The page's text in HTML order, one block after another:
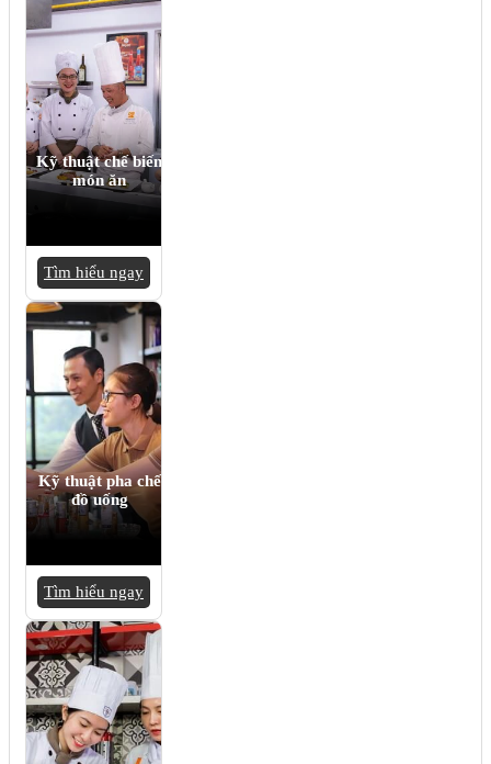
Kỹ thuật chế biến
món ăn
Tìm hiểu ngay
Kỹ thuật pha chế
đồ uống
Tìm hiểu ngay